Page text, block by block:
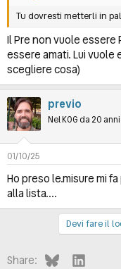
Tu dovresti metterli in
Il Pre non vuole essere
essere amati. Lui vuole
scegliere cosa)
previo
Nel KOG da 20 anni
01/10/25
Ho preso le.misure mi
alla lista....
Devi fare il
Share: BlueskyLinkedIn